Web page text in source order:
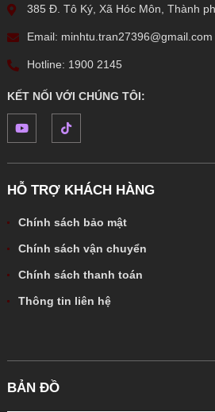
385 Đ. Tô Ký, Xã Hóc Môn, Thành
Email: minhtu.tran27396@gmail.com
Hotline: 1900 2145
KẾT NỐI VỚI CHÚNG TÔI:
HỖ TRỢ KHÁCH HÀNG
Chính sách bảo mật
Chính sách vận chuyển
Chính sách thanh toán
Thông tin liên hệ
BẢN ĐỒ